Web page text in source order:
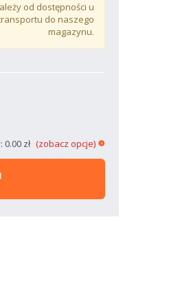
od dostępności u
do naszego
magazynu.
zł (zobacz opcje)